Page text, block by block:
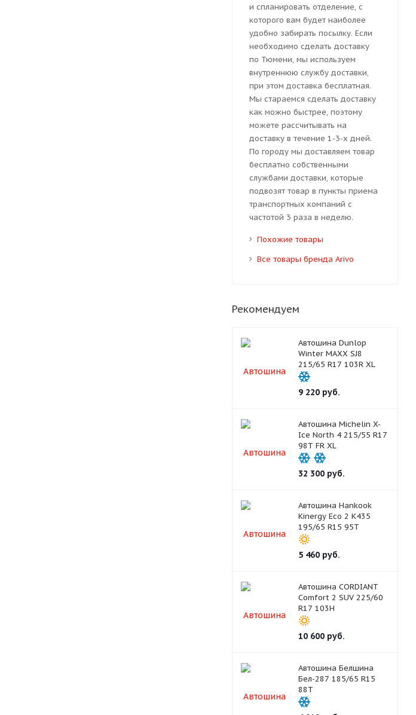
и спланировать отделение, с
которого вам будет наиболее
удобно забирать посылку. Если
необходимо сделать доставку
по Тюмени, мы используем
внутреннюю службу доставки,
при этом доставка бесплатная.
Мы стараемся сделать доставку
как можно быстрее, поэтому
можете рассчитывать на
доставку в течение 1-3-х дней.
По городу мы доставляем товар
бесплатно собственными
службами доставки, которые
подвозят товар в пункты приема
транспортных компаний с
частотой 3 раза в неделю.
Похожие товары
Все товары бренда Arivo
Рекомендуем
Автошина Dunlop
Winter MAXX SJ8
215/65 R17 103R XL
9 220руб.
Автошина Michelin X-
Ice North 4 215/55 R17
98T FR XL
32 300руб.
Автошина Hankook
Kinergy Eco 2 K435
195/65 R15 95T
5 460руб.
Автошина CORDIANT
Comfort 2 SUV 225/60
R17 103H
10 600руб.
Автошина Белшина
Бел-287 185/65 R15
88T